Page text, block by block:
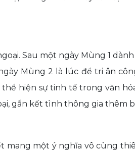
Sau một ngày Mùng 1
Mùng 2 là lúc để tri ân
hiện sự tinh tế trong văn
gắn kết tình thông gia thêm
mang một ý nghĩa vô cùng